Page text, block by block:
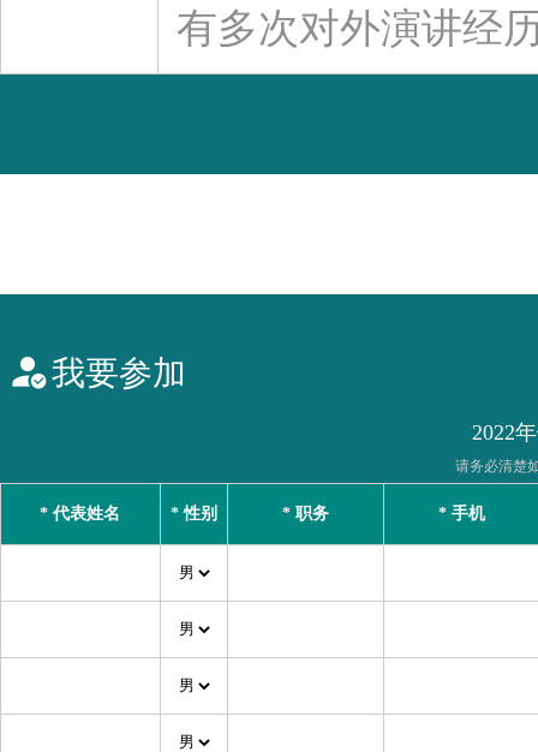
有多次对外演讲经
我要参加
2022
请务必清楚
* 代表姓名 * 性别 * 职务 * 手机